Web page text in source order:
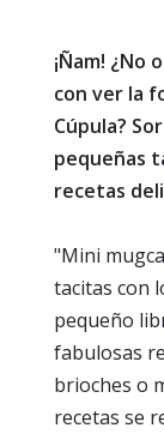
¡Ñam! ¿No
con ver la
Cúpula?
pequeñas
recetas
"Mini
tacitas con
pequeño
fabulosas
brioches o
recetas se